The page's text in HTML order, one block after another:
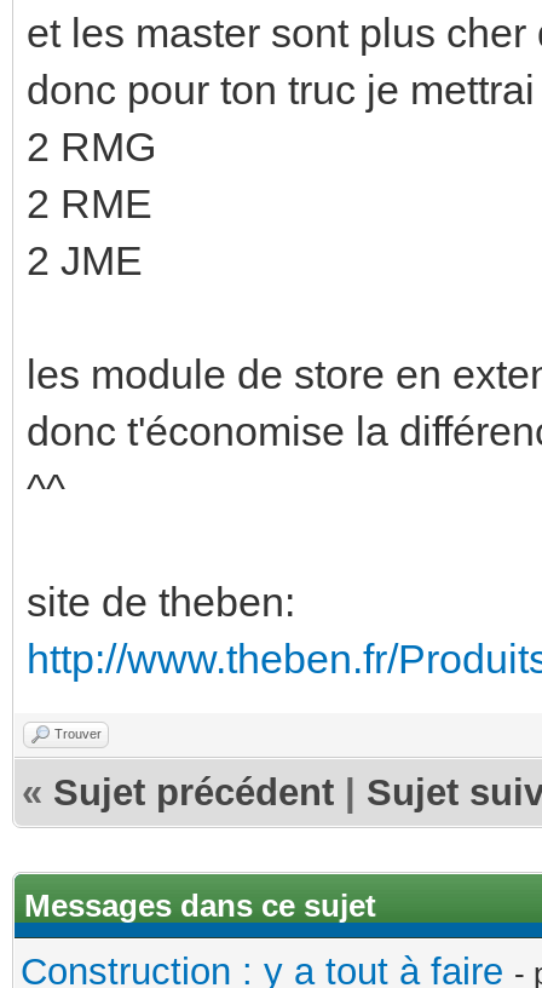
et les master sont plus
donc pour ton truc je
2 RMG
2 RME
2 JME
les module de store en
donc t'économise la
^^
site de theben:
http://www.theben.fr/
Trouver
« Sujet précédent Sujet
Messages dans ce sujet
Construction : y a tout à faire -